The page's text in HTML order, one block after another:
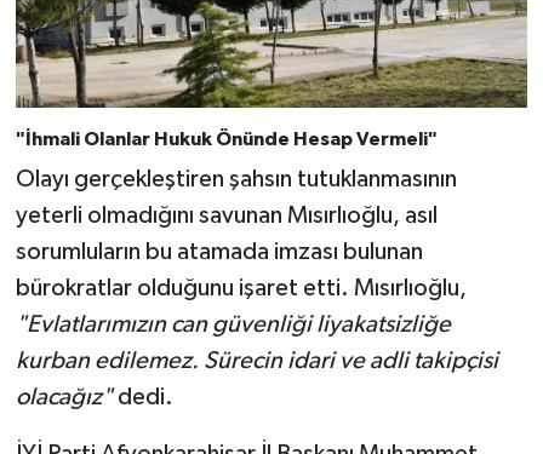
"İhmali Olanlar Hukuk Önünde Hesap Vermeli"
Olayı gerçekleştiren şahsın tutuklanmasının
yeterli olmadığını savunan Mısırlıoğlu, asıl
sorumluların bu atamada imzası bulunan
bürokratlar olduğunu işaret etti. Mısırlıoğlu,
"Evlatlarımızın can güvenliği liyakatsizliğe
kurban edilemez. Sürecin idari ve adli takipçisi
olacağız"dedi.